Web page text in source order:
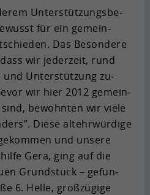
Un­ter­stüt­zungs­be­
für ein ge­mein­
Das Be­son­de­re
wir je­der­zeit, rund
und Un­ter­stüt­zung zu­
wir hier 2012 ge­mein­
be­wohn­ten wir viele
Diese alt­ehr­wür­di­ge
und un­se­re
Gera, ging auf die
Grund­stück – ge­fun­
6. Helle, groß­zü­gi­ge
um die
von Online-
zu messen.
Google zur Darstellung